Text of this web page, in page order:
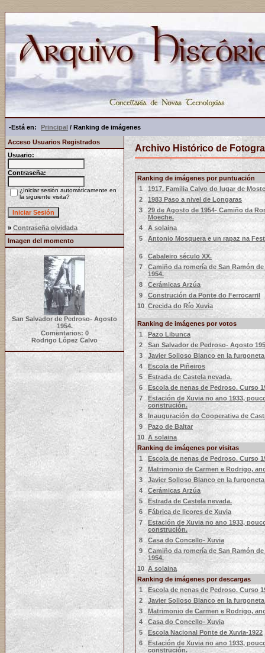
-Está en: Principal / Ranking de imágenes
Acceso Usuarios Registrados
Usuario:
Contraseña:
¿Iniciar sesión automáticamente en
la siguiente visita?
» Contraseña olvidada
Imagen del momento
San Salvador de Pedroso- Agosto
1954.
Comentarios: 0
Rodrigo López Calvo
Archivo Histórico de
Ranking de imágenes por puntuación
1
1917. Familia Calvo do lugar de
2
1983 Paso a nivel de Longaras
3
29 de Agosto de 1954- Camiño da
Moeche.
4
A solaina
5
Antonio Mosquera e un rapaz na
6
Cabaleiro século XX.
7
Camiño da romería de San Ramón
1954.
8
Cerámicas Arzúa
9
Construción da Ponte do Ferrocarril
10 Crecida do Río Xuvia
Ranking de imágenes por votos
1
Pazo Libunca
2
San Salvador de Pedroso- Agosto
3
Javier Solloso Blanco en la
4
Escola de Piñeiros
5
Estrada de Castela nevada.
6
Escola de nenas de Pedroso. Curso
7
Estación de Xuvia no ano 1933,
construción.
8
Inauguración do Cooperativa de
9
Pazo de Baltar
10 A solaina
Ranking de imágenes por visitas
1
Escola de nenas de Pedroso. Curso
2
Matrimonio de Carmen e Rodrigo,
3
Javier Solloso Blanco en la
4
Cerámicas Arzúa
5
Estrada de Castela nevada.
6
Fábrica de licores de Xuvia
7
Estación de Xuvia no ano 1933,
construción.
8
Casa do Concello- Xuvia
9
Camiño da romería de San Ramón
1954.
10 A solaina
Ranking de imágenes por descargas
1
Escola de nenas de Pedroso. Curso
2
Javier Solloso Blanco en la
3
Matrimonio de Carmen e Rodrigo,
4
Casa do Concello- Xuvia
5
Escola Nacional Ponte de Xuvia-1922
6
Estación de Xuvia no ano 1933,
construción.